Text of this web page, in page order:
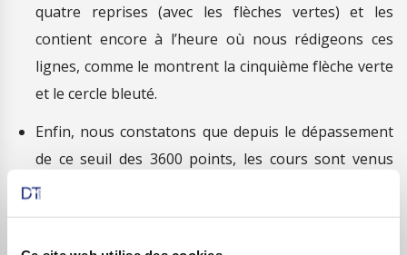
quatre reprises (avec les flèches vertes) et les
contient encore à l’heure où nous rédigeons ces
lignes, comme le montrent la cinquième flèche verte
et le cercle bleuté.
Enfin, nous constatons que depuis le dépassement
de ce seuil des 3600 points, les cours sont venus
s’inscrire dans un autre triangle, cette fois ouvert,
avec la base située sur cet overlap, et l’autre côté